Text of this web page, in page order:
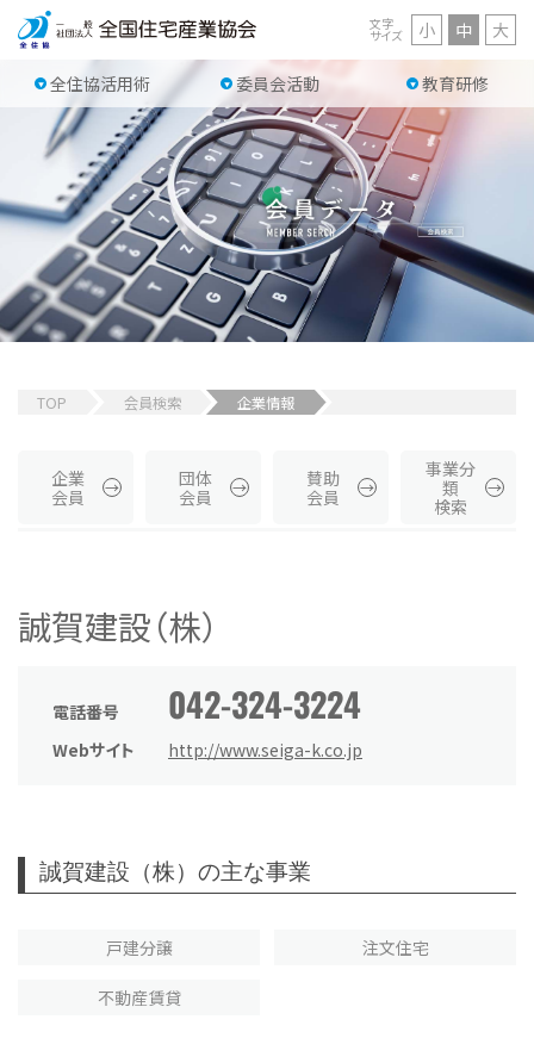
全住協活用術 委員会活動 教育研修
文字
サイズ 小 中 大
TOP 会員検索 企業情報
企業
会員
団体
会員
賛助
会員
事業分
類
検索
誠賀建設（株）
電話番号 042-324-3224
Webサイト http://www.seiga-k.co.jp
誠賀建設（株）の主な事業
戸建分譲 注文住宅
不動産賃貸